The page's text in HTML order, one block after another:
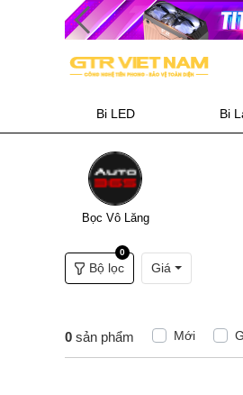
Bi LED Bi
Bọc Vô Lăng
Bộ lọc
0
Giá
0 sản phẩm Mới